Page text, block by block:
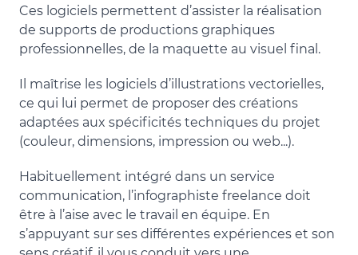
Ces logiciels permettent d’assister la réalisation
de supports de productions graphiques
professionnelles, de la maquette au visuel final.
Il maîtrise les logiciels d’illustrations vectorielles,
ce qui lui permet de proposer des créations
adaptées aux spécificités techniques du projet
(couleur, dimensions, impression ou web...).
Habituellement intégré dans un service
communication, l’infographiste freelance doit
être à l’aise avec le travail en équipe. En
s’appuyant sur ses différentes expériences et son